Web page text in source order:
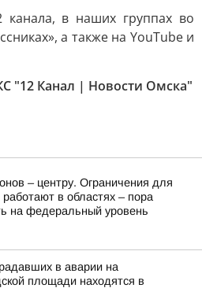
канала, в наших группах во
а также на YouTube и
"12 Канал | Новости Омска"
– центру. Ограничения для
работают в областях – пора
на федеральный уровень
в аварии на
площади находятся в